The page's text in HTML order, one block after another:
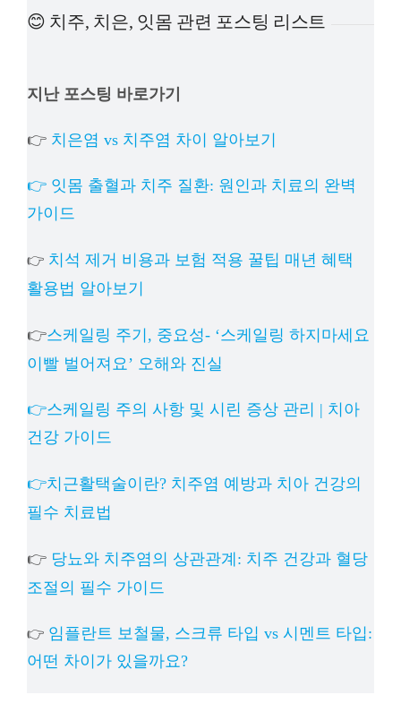
😊 치주, 치은, 잇몸 관련 포스팅 리스트
지난 포스팅 바로가기
👉 치은염 vs 치주염 차이 알아보기
👉 잇몸 출혈과 치주 질환: 원인과 치료의 완벽
가이드
👉 치석 제거 비용과 보험 적용 꿀팁 매년 혜택
활용법 알아보기
👉스케일링 주기, 중요성- ‘스케일링 하지마세요
이빨 벌어져요’ 오해와 진실
👉스케일링 주의 사항 및 시린 증상 관리 | 치아
건강 가이드
👉치근활택술이란? 치주염 예방과 치아 건강의
필수 치료법
👉 당뇨와 치주염의 상관관계: 치주 건강과 혈당
조절의 필수 가이드
👉 임플란트 보철물, 스크류 타입 vs 시멘트 타입:
어떤 차이가 있을까요?